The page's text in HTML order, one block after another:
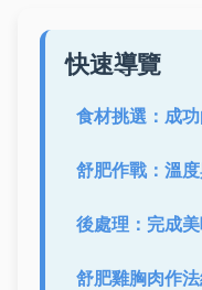
快速導覽
食材挑選：成功
舒肥作戰：溫
後處理：完成
舒肥雞胸肉作